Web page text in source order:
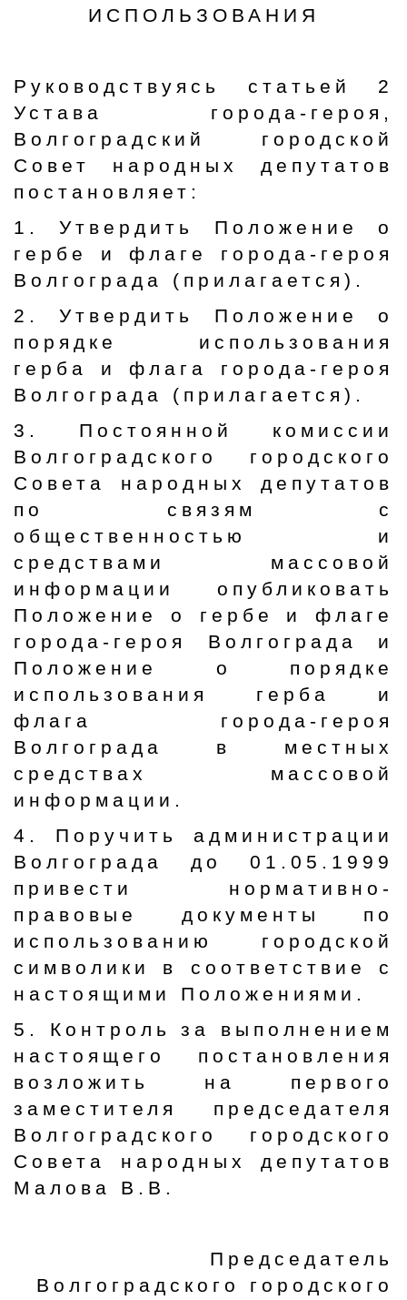
ИСПОЛЬЗОВАНИЯ
Руководствуясь статьей 2
Устава города-героя,
Волгоградский городской
Совет народных депутатов
постановляет:
1. Утвердить Положение о
гербе и флаге города-героя
Волгограда (прилагается).
2. Утвердить Положение о
порядке использования
герба и флага города-героя
Волгограда (прилагается).
3. Постоянной комиссии
Волгоградского городского
Совета народных депутатов
по связям с
общественностью и
средствами массовой
информации опубликовать
Положение о гербе и флаге
города-героя Волгограда и
Положение о порядке
использования герба и
флага города-героя
Волгограда в местных
средствах массовой
информации.
4. Поручить администрации
Волгограда до 01.05.1999
привести нормативно-
правовые документы по
использованию городской
символики в соответствие с
настоящими Положениями.
5. Контроль за выполнением
настоящего постановления
возложить на первого
заместителя председателя
Волгоградского городского
Совета народных депутатов
Малова В.В.
Председатель
Волгоградского городского